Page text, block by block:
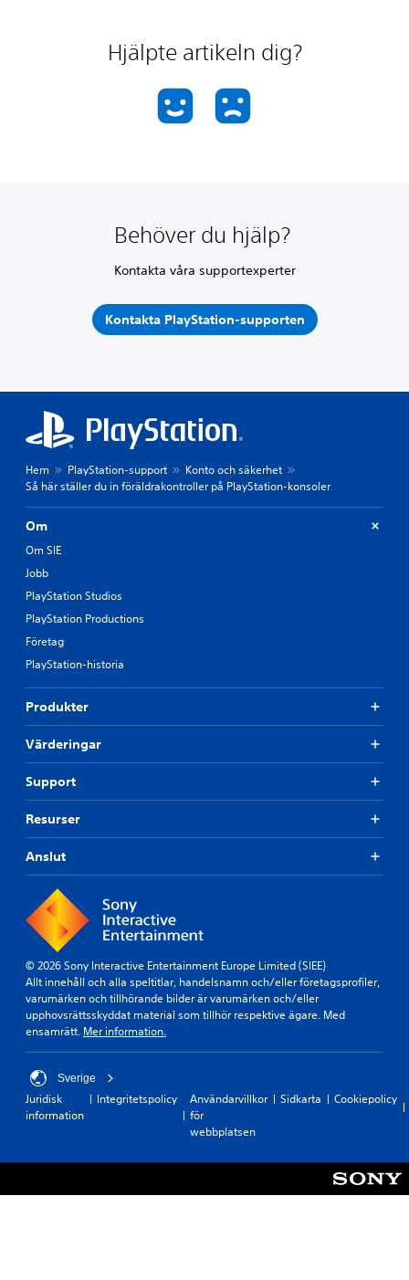
Hjälpte artikeln dig?
Behöver du hjälp?
Kontakta våra supportexperter
Kontakta PlayStation-supporten
Hem PlayStation-support
Konto och säkerhet
Så här ställer du in föräldrakontroller på PlayStation-konsoler
Om
Om SIE
Jobb
PlayStation Studios
PlayStation Productions
Företag
PlayStation-historia
Produkter
Värderingar
Support
Resurser
Anslut
© 2026 Sony Interactive Entertainment Europe Limited (SIEE)
Allt innehåll och alla speltitlar, handelsnamn och/eller företagsprofiler,
varumärken och tillhörande bilder är varumärken och/eller
upphovsrättsskyddat material som tillhör respektive ägare. Med
ensamrätt. Mer information.
Sverige
Juridisk
information
Integritetspolicy
Användarvillkor
för
webbplatsen
Sidkarta Cookiepolicy